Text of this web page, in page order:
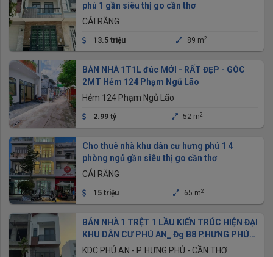
phú 1 gần siêu thị go cần thơ
CÁI RĂNG
13.5 triệu 89 m2
BÁN NHÀ 1T1L đúc MỚI - RẤT ĐẸP - GÓC
2MT Hẻm 124 Phạm Ngũ Lão
Hẻm 124 Phạm Ngủ Lão
2.99 tỷ 52 m2
Cho thuê nhà khu dân cư hưng phú 1 4
phòng ngủ gần siêu thị go cần thơ
CÁI RĂNG
15 triệu 65 m2
BÁN NHÀ 1 TRỆT 1 LẦU KIẾN TRÚC HIỆN ĐẠI
KHU DÂN CƯ PHÚ AN_ Đg B8 P.HƯNG PHÚ
_CẦN THƠ
KDC PHÚ AN - P. HƯNG PHÚ - CẦN THƠ